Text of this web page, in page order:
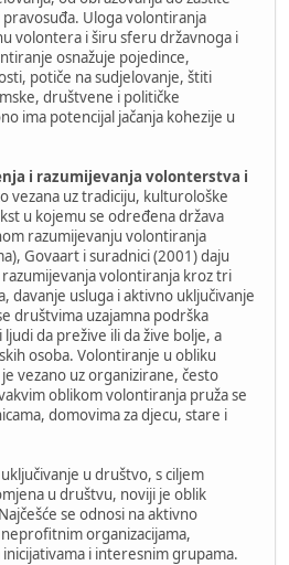
Uloga volontiranja
volontera i širu sferu državnoga i
osnažuje pojedince,
potiče na sudjelovanje, štiti
društvene i političke
ima potencijal jačanja kohezije u
i razumijevanja volonterstva i
vezana uz tradiciju, kulturološke
u kojemu se određena država
razumijevanju volontiranja
Govaart i suradnici (2001) daju
volontiranja kroz tri
davanje usluga i aktivno uključivanje
društvima uzajamna podrška
da prežive ili da žive bolje, a
osoba. Volontiranje u obliku
vezano uz organizirane, često
oblikom volontiranja pruža se
domovima za djecu, stare i
u društvo, s ciljem
u društvu, noviji je oblik
se odnosi na aktivno
organizacijama,
i interesnim grupama.